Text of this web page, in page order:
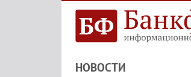
НОВОСТИ